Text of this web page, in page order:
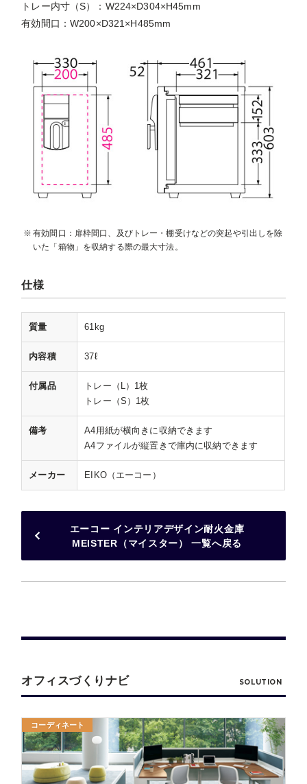
トレー内寸（S）：W224×D304×H45mm
有効間口：W200×D321×H485mm
有効間口：扉枠間口、及びトレー・棚受けなどの突起や引出しを除
いた「箱物」を収納する際の最大寸法。
仕様
質量 61kg
内容積 37ℓ
付属品
トレー（L）1枚
トレー（S）1枚
備考
A4用紙が横向きに収納できます
A4ファイルが縦置きで庫内に収納できます
メーカー EIKO（エーコー）
エーコー インテリアデザイン耐火金庫
MEISTER（マイスター） 一覧へ戻る
オフィスづくりナビ SOLUTION
コーディネート